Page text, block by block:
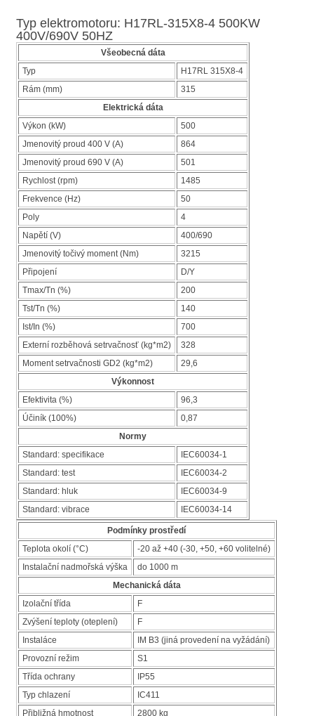
Typ elektromotoru: H17RL-315X8-4 500KW
400V/690V 50HZ
Všeobecná dáta
Typ
H17RL 315X8-4
Rám (mm)
315
Elektrická dáta
Výkon (kW)
500
Jmenovitý proud 400 V (A)
864
Jmenovitý proud 690 V (A)
501
Rychlost (rpm)
1485
Frekvence (Hz)
50
Poly
4
Napětí (V)
400/690
Jmenovitý točivý moment (Nm)
3215
Připojení
D/Y
Tmax/Tn (%)
200
Tst/Tn (%)
140
Ist/In (%)
700
Externí rozběhová setrvačnosť (kg*m2)
328
Moment setrvačnosti GD2 (kg*m2)
29,6
Výkonnost
Efektivita (%)
96,3
Účiník (100%)
0,87
Normy
Standard: specifikace
IEC60034-1
Standard: test
IEC60034-2
Standard: hluk
IEC60034-9
Standard: vibrace
IEC60034-14
Podmínky prostředí
Teplota okolí (°C)
-20 až +40 (-30, +50, +60 volitelné)
Instalační nadmořská výška
do 1000 m
Mechanická dáta
Izolační třída
F
Zvýšení teploty (oteplení)
F
Instaláce
IM B3 (jiná provedení na vyžádání)
Provozní režim
S1
Třída ochrany
IP55
Typ chlazení
IC411
Přibližná hmotnost
2800 kg